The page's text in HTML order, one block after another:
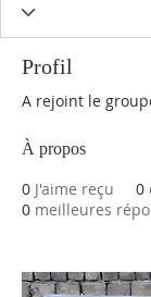
Profil
A rejoint le
À propos
0 J'aime reçu 0
0 meilleures